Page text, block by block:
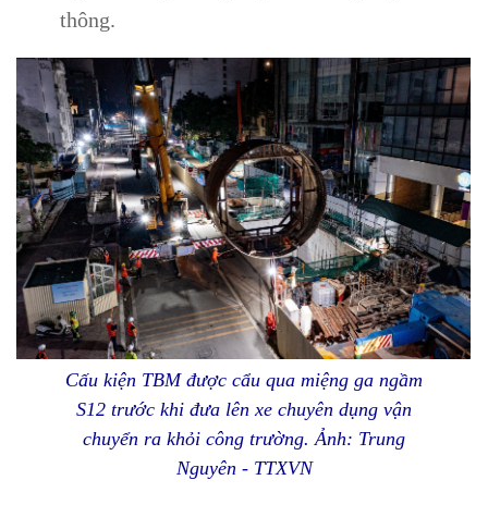
thông.
Cấu kiện TBM được cẩu qua miệng ga ngầm
S12 trước khi đưa lên xe chuyên dụng vận
chuyển ra khỏi công trường. Ảnh: Trung
Nguyên - TTXVN